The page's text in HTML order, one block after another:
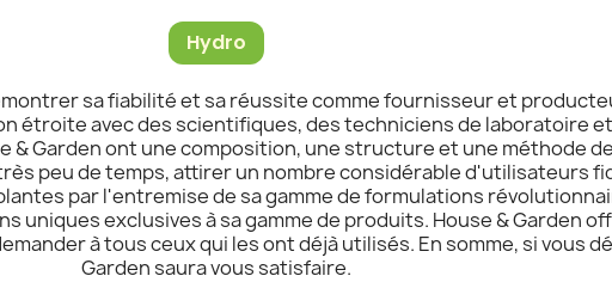
Hydro
sa fiabilité et sa réussite comme fournisseur et
étroite avec des scientifiques, des techniciens de laboratoire
& Garden ont une composition, une structure et une méthode
peu de temps, attirer un nombre considérable d'utilisateurs
par l'entremise de sa gamme de formulations
uniques exclusives à sa gamme de produits. House & Garden
à tous ceux qui les ont déjà utilisés. En somme, si vous
Garden saura vous satisfaire.